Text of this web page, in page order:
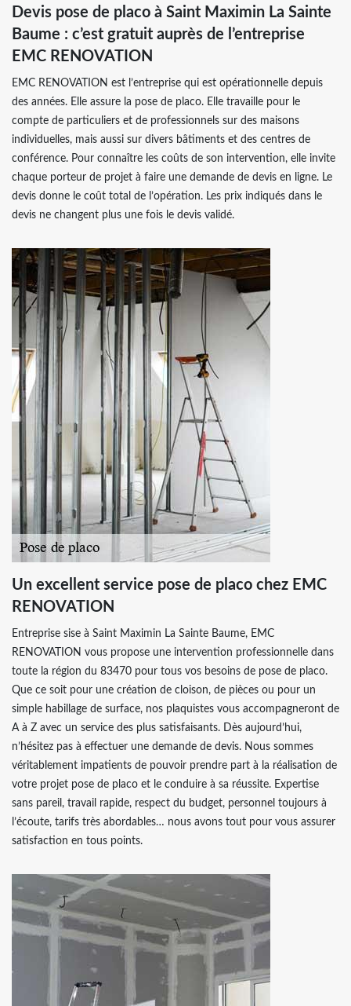
Devis pose de placo à Saint Maximin La Sainte
Baume : c’est gratuit auprès de l’entreprise
EMC RENOVATION
EMC RENOVATION est l’entreprise qui est opérationnelle depuis
des années. Elle assure la pose de placo. Elle travaille pour le
compte de particuliers et de professionnels sur des maisons
individuelles, mais aussi sur divers bâtiments et des centres de
conférence. Pour connaître les coûts de son intervention, elle invite
chaque porteur de projet à faire une demande de devis en ligne. Le
devis donne le coût total de l’opération. Les prix indiqués dans le
devis ne changent plus une fois le devis validé.
Un excellent service pose de placo chez EMC
RENOVATION
Entreprise sise à Saint Maximin La Sainte Baume, EMC
RENOVATION vous propose une intervention professionnelle dans
toute la région du 83470 pour tous vos besoins de pose de placo.
Que ce soit pour une création de cloison, de pièces ou pour un
simple habillage de surface, nos plaquistes vous accompagneront de
A à Z avec un service des plus satisfaisants. Dès aujourd’hui,
n’hésitez pas à effectuer une demande de devis. Nous sommes
véritablement impatients de pouvoir prendre part à la réalisation de
votre projet pose de placo et le conduire à sa réussite. Expertise
sans pareil, travail rapide, respect du budget, personnel toujours à
l’écoute, tarifs très abordables… nous avons tout pour vous assurer
satisfaction en tous points.